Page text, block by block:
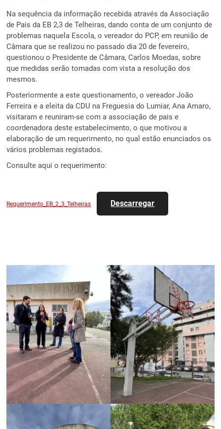
Na sequência da informação recebida através da Associação
de Pais da EB 2,3 de Telheiras, dando conta de um conjunto de
problemas naquela Escola, o vereador do PCP, em reunião de
Câmara que se realizou no passado dia 20 de fevereiro,
questionou o Presidente de Câmara, Carlos Moedas, sobre
que medidas serão tomadas com vista a resolução dos
mesmos.
Posteriormente a este questionamento, o vereador João
Ferreira e a eleita da CDU na Freguesia do Lumiar, Ana Amaro,
visitaram e reuniram-se com a associação de pais e
coordenadora deste estabelecimento, o que motivou a
elaboração de um requerimento, no qual estão enunciados os
vários problemas registados.
Consulte aqui o requerimento:
Requerimento_EB_2_3_Telheiras Descarregar